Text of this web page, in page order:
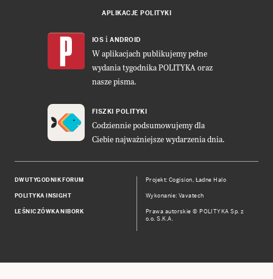
APLIKACJE POLITYKI
IOS i ANDROID
W aplikacjach publikujemy pełne
wydania tygodnika POLITYKA oraz
nasze pisma.
FISZKI POLITYKI
Codziennie podsumowujemy dla
Ciebie najważniejsze wydarzenia dnia.
DWUTYGODNIK FORUM
POLITYKA INSIGHT
LEŚNICZÓWKA NIBORK
Projekt:Cogision, Ładne Halo
Wykonanie: Vavatech
Prawa autorskie © POLITYKA Sp. z
o.o. S.K.A.